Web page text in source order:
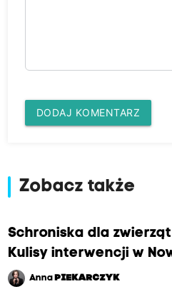
DODAJ KOMENTARZ
Zobacz także
Schroniska dla
Kulisy interwencji w
Anna PIEKARCZYK